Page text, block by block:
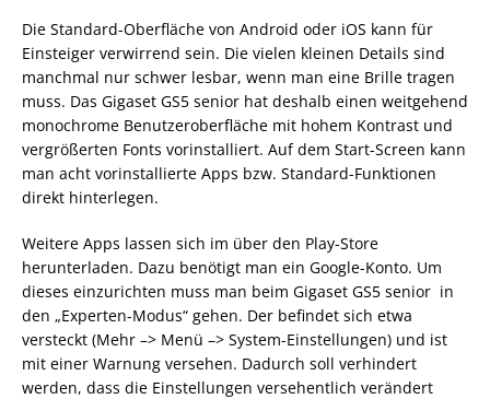
Die Standard-Oberfläche von Android oder iOS kann für
Einsteiger verwirrend sein. Die vielen kleinen Details sind
manchmal nur schwer lesbar, wenn man eine Brille tragen
muss. Das Gigaset GS5 senior hat deshalb einen weitgehend
monochrome Benutzeroberfläche mit hohem Kontrast und
vergrößerten Fonts vorinstalliert. Auf dem Start-Screen kann
man acht vorinstallierte Apps bzw. Standard-Funktionen
direkt hinterlegen.
Weitere Apps lassen sich im über den Play-Store
herunterladen. Dazu benötigt man ein Google-Konto. Um
dieses einzurichten muss man beim Gigaset GS5 senior in
den „Experten-Modus“ gehen. Der befindet sich etwa
versteckt (Mehr –> Menü –> System-Einstellungen) und ist
mit einer Warnung versehen. Dadurch soll verhindert
werden, dass die Einstellungen versehentlich verändert